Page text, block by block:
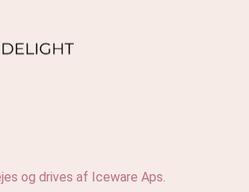
og drives af Iceware Aps.